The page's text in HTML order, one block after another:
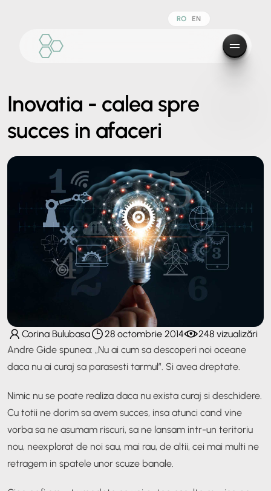
RO EN
Inovatia - calea spre
succes in afaceri
Corina Bulubasa 28 octombrie 2014
248 vizualizări
Andre Gide spunea: „Nu ai cum sa descoperi noi oceane
daca nu ai curaj sa parasesti tarmul”. Si avea dreptate.
Nimic nu se poate realiza daca nu exista curaj si deschidere.
Cu totii ne dorim sa avem succes, insa atunci cand vine
vorba sa ne asumam riscuri, sa ne lansam intr-un teritoriu
nou, neexplorat de noi sau, mai rau, de altii, cei mai multi ne
retragem in spatele unor scuze banale.